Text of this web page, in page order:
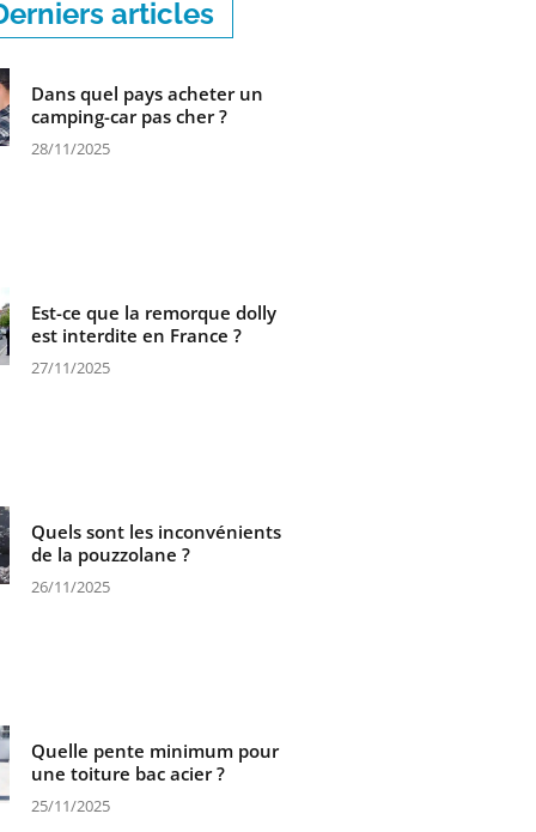
articles
Dans quel pays acheter un
camping-car pas cher ?
28/11/2025
Est-ce que la remorque dolly
est interdite en France ?
27/11/2025
Quels sont les inconvénients
de la pouzzolane ?
26/11/2025
Quelle pente minimum pour
une toiture bac acier ?
25/11/2025